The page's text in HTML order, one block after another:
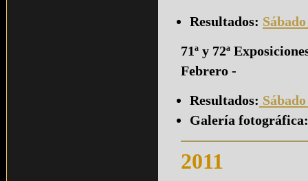
Resultados:
71ª y 72ª
Febrero -
Resultados:
Galería
2011